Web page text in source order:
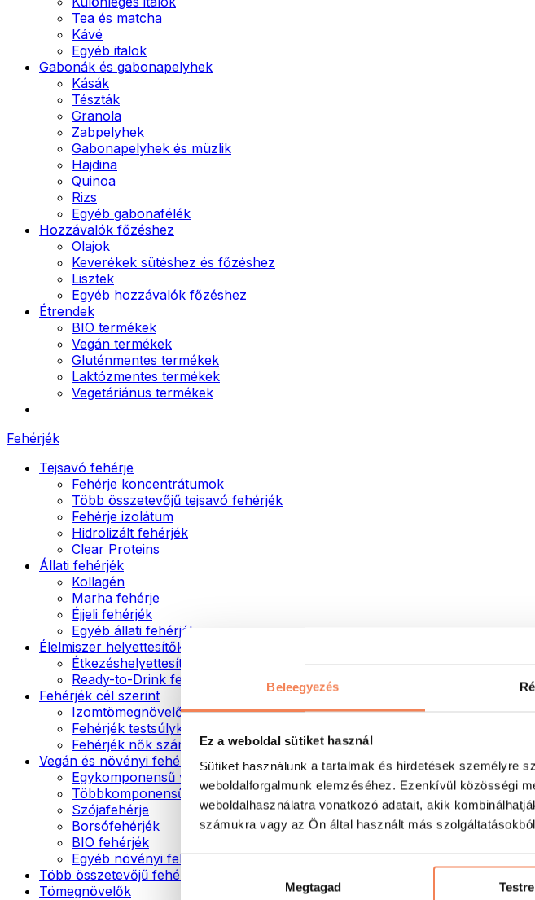
Beleegyezés
Ez a weboldal sütiket használ
Sütiket használunk a tartalmak és hirdetések személyre
weboldalforgalmunk elemzéséhez. Ezenkívül közösségi
weboldalhasználatra vonatkozó adatait, akik
számukra vagy az Ön által használt más
Megtagad
Tea és matcha
Kávé
Egyéb italok
Gabonák és gabonapelyhek
Kásák
Tészták
Granola
Zabpelyhek
Gabonapelyhek és müzlik
Hajdina
Quinoa
Rizs
Egyéb gabonafélék
Hozzávalók főzéshez
Olajok
Keverékek sütéshez és főzéshez
Lisztek
Egyéb hozzávalók főzéshez
Étrendek
BIO termékek
Vegán termékek
Gluténmentes termékek
Laktózmentes termékek
Vegetáriánus termékek
Fehérjék
Tejsavó fehérje
Fehérje koncentrátumok
Több összetevőjű tejsavó fehérjék
Fehérje izolátum
Hidrolizált fehérjék
Clear Proteins
Állati fehérjék
Kollagén
Marha fehérje
Éjjeli fehérjék
Egyéb állati fehérjék
Élelmiszer helyettesítők
Étkezéshelyettesítő porok
Ready-to-Drink fehérjeitalok
Fehérjék cél szerint
Izomtömegnövelők
Fehérjék testsúlykontroll támogatásához
Fehérjék nők számára
Vegán és növényi fehérjék
Egykomponensű vegán fehérjék
Többkomponensű vegán fehérjék
Szójafehérje
Borsófehérjék
BIO fehérjék
Egyéb növényi fehérjék
Több összetevőjű fehérje
Tömegnövelők